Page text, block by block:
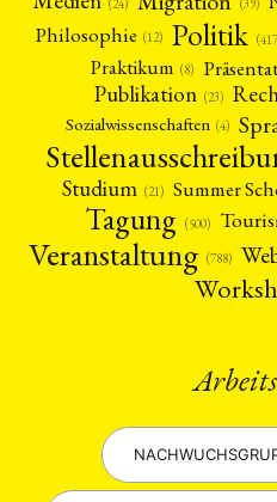
(24) (39)
Philosophie (12) Politik
Praktikum (8)
Publikation (23)
Sozialwissenschaften (4)
Studium (21) Summer
Tagung (500)
Veranstaltung (788)